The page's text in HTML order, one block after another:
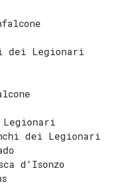
dei Legionari
dei Legionari
d'Isonzo